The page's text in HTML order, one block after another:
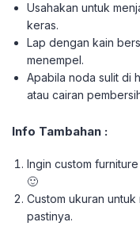
Usahakan untuk
keras.
Lap dengan kain
menempel.
Apabila noda sulit di
atau cairan
Info Tambahan :
Ingin custom
🙂
Custom ukuran
pastinya.